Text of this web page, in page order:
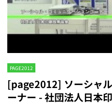
PAGE2012
[page2012] ソーシャ
ーナー - 社団法人日本